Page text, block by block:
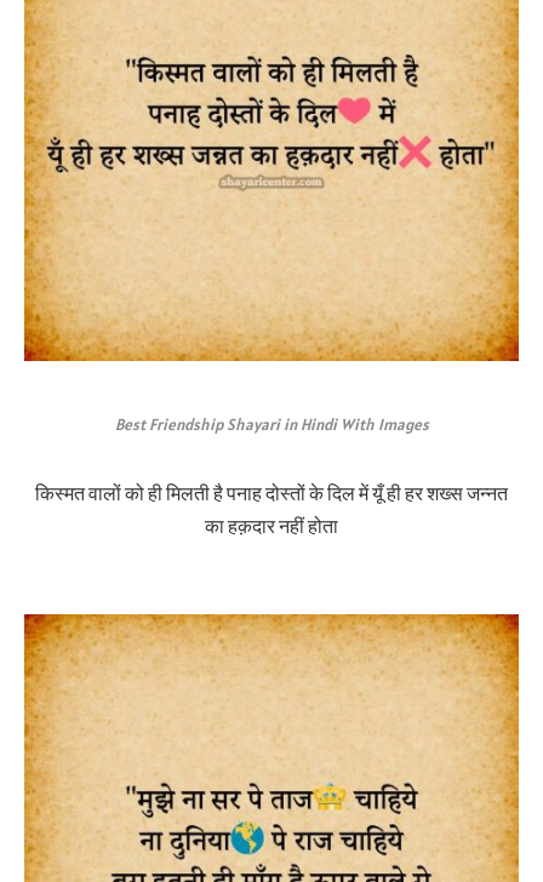
Best Friendship Shayari in Hindi With Images
किस्मत वालों को ही मिलती है पनाह दोस्तों के दिल में यूँ ही हर शख्स जन्नत
का हक़दार नहीं होता